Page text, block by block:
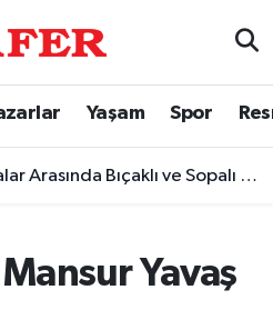
Yaşam Spor
Bıçaklı ve Sopalı Kavga
Yavaş
ve Fikstür